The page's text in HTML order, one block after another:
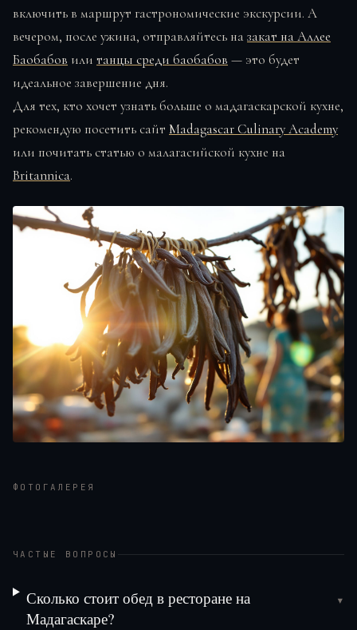
включить в маршрут гастрономические экскурсии. А
вечером, после ужина, отправляйтесь назакат на Аллее
Баобабов или танцы среди баобабов — это будет
идеальное завершение дня.
Для тех, кто хочет узнать больше о мадагаскарской кухне,
рекомендую посетить сайт Madagascar Culinary Academy
или почитать статью о малагасийской кухне на
Britannica.
ФОТОГАЛЕРЕЯ
ЧАСТЫЕ ВОПРОСЫ
Сколько стоит обед в ресторане на
Мадагаскаре?
▾